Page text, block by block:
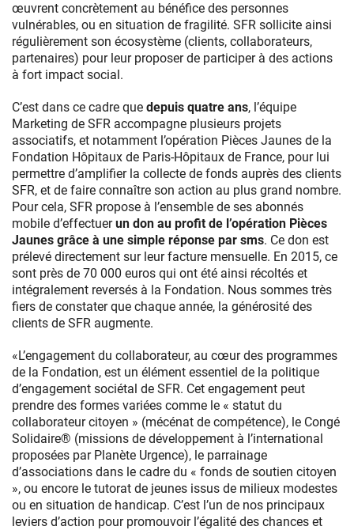
œuvrent concrètement au bénéfice des personnes
vulnérables, ou en situation de fragilité. SFR sollicite ainsi
régulièrement son écosystème (clients, collaborateurs,
partenaires) pour leur proposer de participer à des actions
à fort impact social.
C’est dans ce cadre que depuis quatre ans, l’équipe
Marketing de SFR accompagne plusieurs projets
associatifs, et notamment l’opération Pièces Jaunes de la
Fondation Hôpitaux de Paris-Hôpitaux de France, pour lui
permettre d’amplifier la collecte de fonds auprès des clients
SFR, et de faire connaître son action au plus grand nombre.
Pour cela, SFR propose à l’ensemble de ses abonnés
mobile d’effectuerun don au profit de l’opération Pièces
Jaunes grâce à une simple réponse par sms. Ce don est
prélevé directement sur leur facture mensuelle. En 2015, ce
sont près de 70 000 euros qui ont été ainsi récoltés et
intégralement reversés à la Fondation. Nous sommes très
fiers de constater que chaque année, la générosité des
clients de SFR augmente.
«L’engagement du collaborateur, au cœur des programmes
de la Fondation, est un élément essentiel de la politique
d’engagement sociétal de SFR. Cet engagement peut
prendre des formes variées comme le « statut du
collaborateur citoyen » (mécénat de compétence), le Congé
Solidaire® (missions de développement à l’international
proposées par Planète Urgence), le parrainage
d’associations dans le cadre du « fonds de soutien citoyen
», ou encore le tutorat de jeunes issus de milieux modestes
ou en situation de handicap. C’est l’un de nos principaux
leviers d’action pour promouvoir l’égalité des chances et